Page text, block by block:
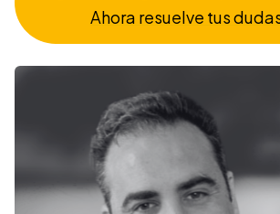
Ahora resuelve tus